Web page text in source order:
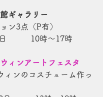
ギャラリー
ン3点（P有）
　　　10時～17時
ィンアートフェスタ
ィンのコスチューム作っ